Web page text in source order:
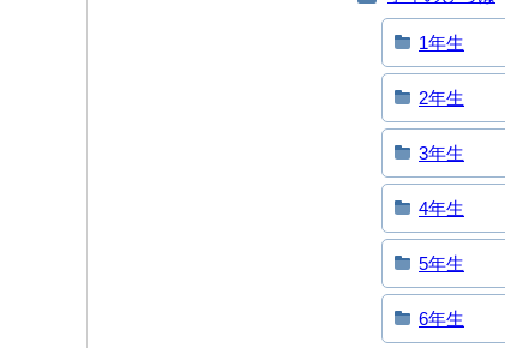
1年生
2年生
3年生
4年生
5年生
6年生